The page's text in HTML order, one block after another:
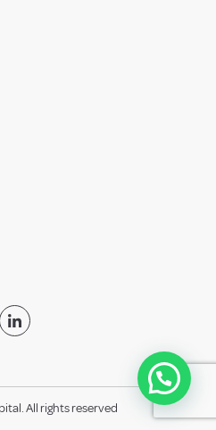
All rights reserved